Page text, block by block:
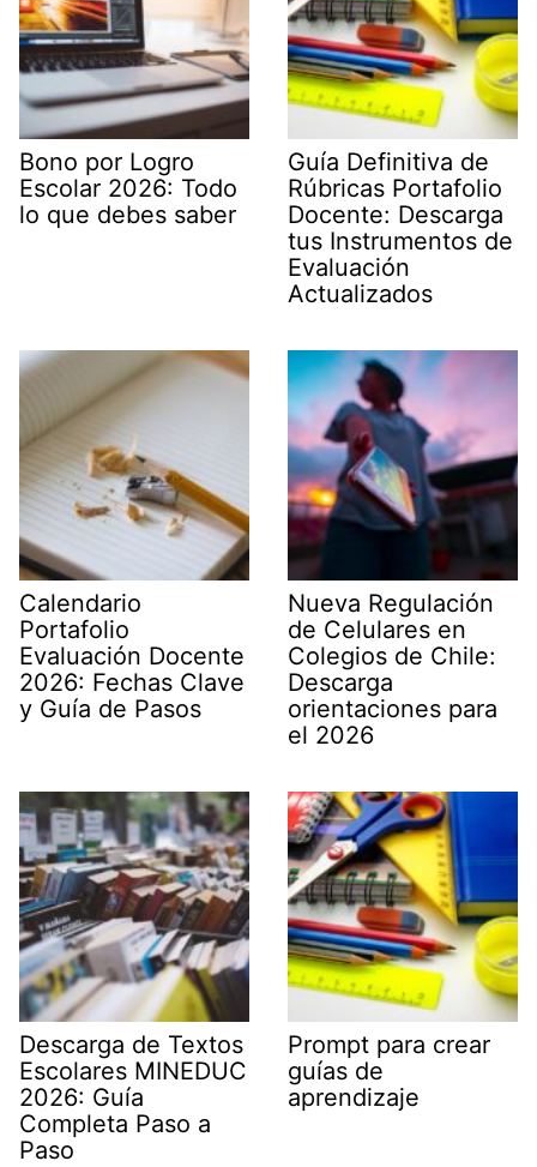
Bono por Logro
Escolar 2026: Todo
lo que debes saber
Guía Definitiva de
Rúbricas Portafolio
Docente: Descarga
tus Instrumentos de
Evaluación
Actualizados
Calendario
Portafolio
Evaluación Docente
2026: Fechas Clave
y Guía de Pasos
Nueva Regulación
de Celulares en
Colegios de Chile:
Descarga
orientaciones para
el 2026
Descarga de Textos
Escolares MINEDUC
2026: Guía
Completa Paso a
Paso
Prompt para crear
guías de
aprendizaje